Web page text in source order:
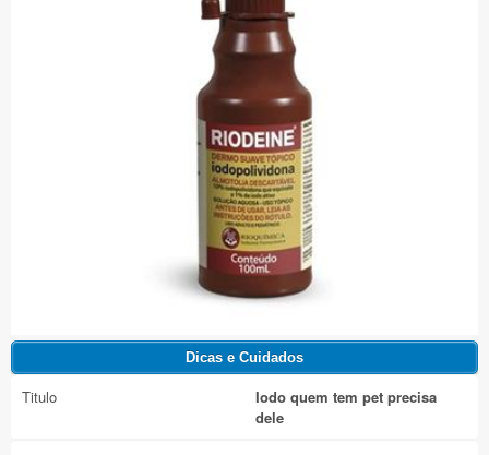
Titulo
Iodo quem tem pet precisa
dele